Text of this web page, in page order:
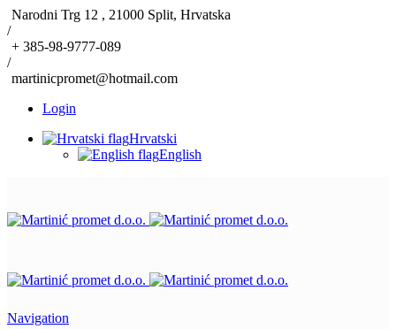
Narodni Trg 12 , 21000 Split, Hrvatska
/
+ 385-98-9777-089
/
martinicpromet@hotmail.com
Login
Hrvatski
English
Navigation